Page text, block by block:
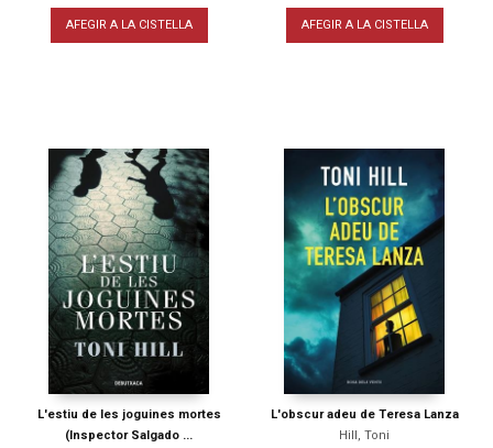
AFEGIR A LA CISTELLA AFEGIR A LA CISTELLA
L'estiu de les joguines mortes
(Inspector Salgado ...
L'obscur adeu de Teresa Lanza
Hill, Toni